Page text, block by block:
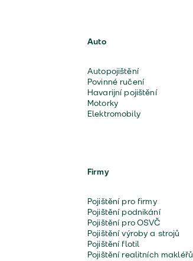
Auto
Autopojištění
Povinné ručení
Havarijní pojištění
Motorky
Elektromobily
Firmy
Pojištění pro firmy
Pojištění podnikání
Pojištění pro OSVČ
Pojištění výroby a strojů
Pojištění flotil
Pojištění realitních makléřů